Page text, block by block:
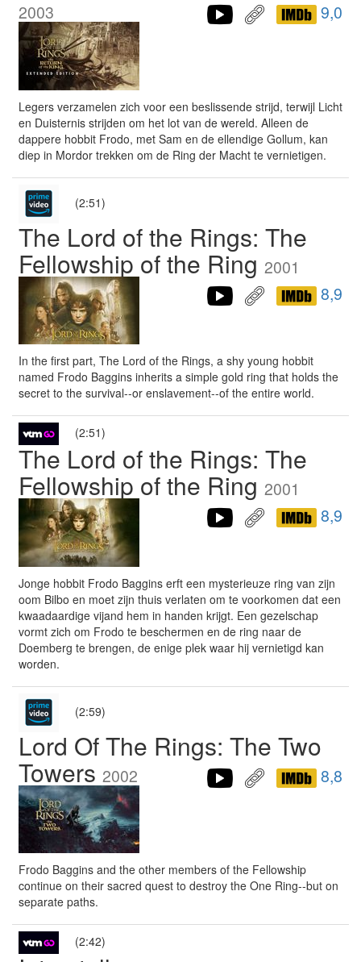
2003 9,0
Legers verzamelen zich voor een beslissende strijd, terwijl Licht
en Duisternis strijden om het lot van de wereld. Alleen de
dappere hobbit Frodo, met Sam en de ellendige Gollum, kan
diep in Mordor trekken om de Ring der Macht te vernietigen.
(2:51)
The Lord of the Rings: The
Fellowship of the Ring 2001
8,9
In the first part, The Lord of the Rings, a shy young hobbit
named Frodo Baggins inherits a simple gold ring that holds the
secret to the survival--or enslavement--of the entire world.
(2:51)
The Lord of the Rings: The
Fellowship of the Ring 2001
8,9
Jonge hobbit Frodo Baggins erft een mysterieuze ring van zijn
oom Bilbo en moet zijn thuis verlaten om te voorkomen dat een
kwaadaardige vijand hem in handen krijgt. Een gezelschap
vormt zich om Frodo te beschermen en de ring naar de
Doemberg te brengen, de enige plek waar hij vernietigd kan
worden.
(2:59)
Lord Of The Rings: The Two
Towers 2002 8,8
Frodo Baggins and the other members of the Fellowship
continue on their sacred quest to destroy the One Ring--but on
separate paths.
(2:42)